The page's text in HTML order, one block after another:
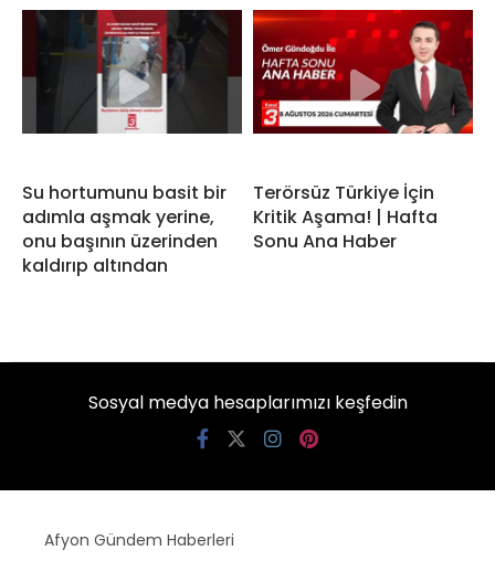
Su hortumunu basit bir
adımla aşmak yerine,
onu başının üzerinden
kaldırıp altından
Terörsüz Türkiye İçin
Kritik Aşama! | Hafta
Sonu Ana Haber
Sosyal medya hesaplarımızı keşfedin
Afyon Gündem Haberleri